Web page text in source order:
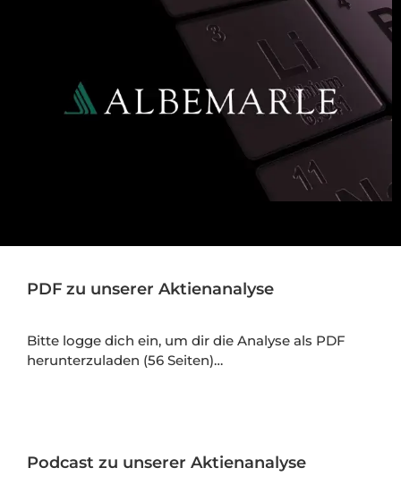
PDF zu unserer Aktienanalyse
Bitte logge dich ein, um dir die Analyse als PDF
herunterzuladen (56 Seiten)…
Podcast zu unserer Aktienanalyse